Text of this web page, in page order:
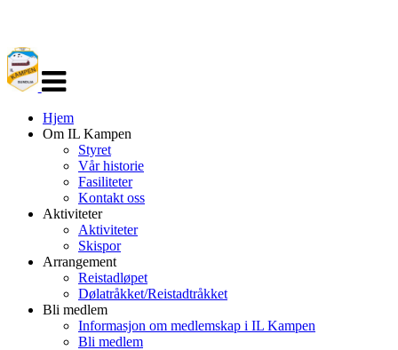
navigasjon
Hjem
Om IL Kampen
Styret
Vår historie
Fasiliteter
Kontakt oss
Aktiviteter
Aktiviteter
Skispor
Arrangement
Reistadløpet
Dølatråkket/Reistadtråkket
Bli medlem
Informasjon om medlemskap i IL Kampen
Bli medlem